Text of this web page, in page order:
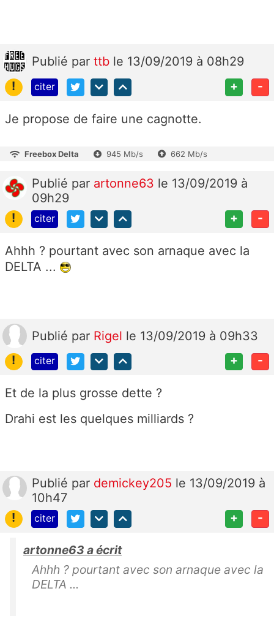
Publié par ttb le 13/09/2019 à 08h29
!
citer + -
Je propose de faire une cagnotte.
Freebox Delta 945 Mb/s 662 Mb/s
Publié par artonne63 le 13/09/2019 à
09h29
!
citer + -
Ahhh ? pourtant avec son arnaque avec la
DELTA ...
Publié par Rigel le 13/09/2019 à 09h33
!
citer + -
Et de la plus grosse dette ?
Drahi est les quelques milliards ?
Publié par demickey205 le 13/09/2019 à
10h47
!
citer + -
artonne63 a écrit
Ahhh ? pourtant avec son arnaque avec la
DELTA ...